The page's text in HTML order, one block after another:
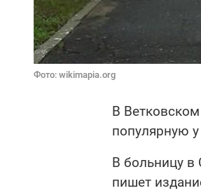
Фото: wikimapia.org
В
популярную
В больницу в
пишет